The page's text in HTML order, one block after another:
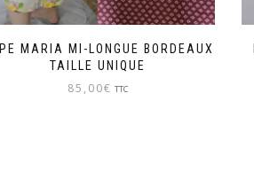
MARIA MI-LONGUE BORDEAUX
TAILLE UNIQUE
85,00€ TTC